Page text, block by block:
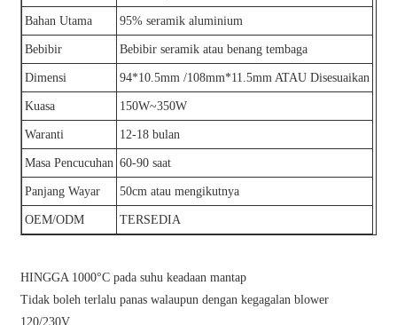
Bahan Utama 95% seramik aluminium
Bebibir Bebibir seramik atau benang tembaga
Dimensi 94*10.5mm /108mm*11.5mm ATAU Disesuaikan
Kuasa 150W~350W
Waranti 12-18 bulan
Masa Pencucuhan 60-90 saat
Panjang Wayar 50cm atau mengikutnya
OEM/ODM TERSEDIA
HINGGA 1000°C pada suhu keadaan mantap
Tidak boleh terlalu panas walaupun dengan kegagalan blower
120/230V